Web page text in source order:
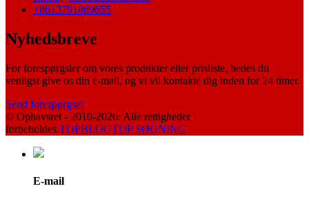
+8613791869655
Nyhedsbreve
For forespørgsler om vores produkter eller prisliste, bedes du
venligst give os din e-mail, og vi vil kontakte dig inden for 24 timer.
Send forespørgsel
© Ophavsret - 2010-2026: Alle rettigheder
forbeholdes.TOPBLOGTOP SØGNING
E-mail